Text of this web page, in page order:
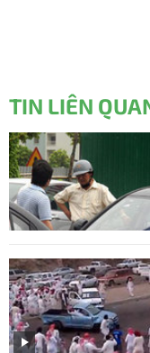
TIN LIÊN